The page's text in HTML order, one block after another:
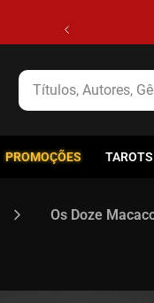
Títulos, Autores,
PROMOÇÕES
Os Doze